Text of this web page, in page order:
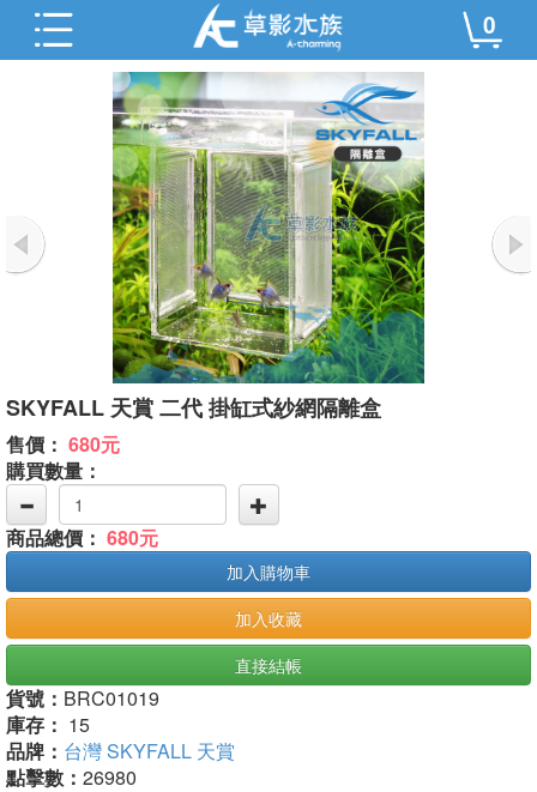
0
SKYFALL 天賞 二代 掛缸式紗網隔離盒
售價： 680元
購買數量：
商品總價： 680元
加入購物車
加入收藏
直接結帳
貨號： BRC01019
庫存： 15
品牌： 台灣 SKYFALL 天賞
點擊數： 26980